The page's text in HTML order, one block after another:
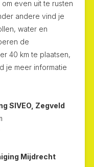
even uit te rusten
andere vind je
water en
de
40 km te plaatsen,
je meer informatie
SIVEO, Zegveld
Mijdrecht